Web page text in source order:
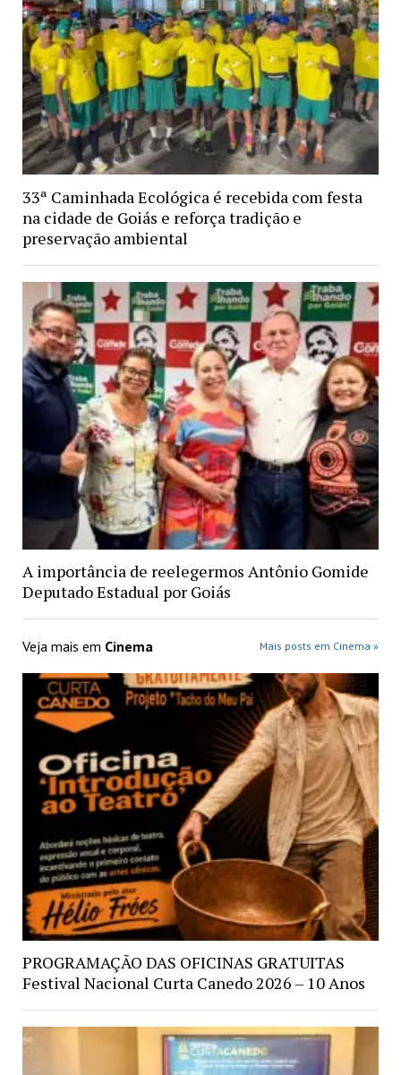
33ª Caminhada Ecológica é recebida com festa
na cidade de Goiás e reforça tradição e
preservação ambiental
A importância de reelegermos Antônio Gomide
Deputado Estadual por Goiás
Veja mais em Cinema Mais posts em Cinema »
PROGRAMAÇÃO DAS OFICINAS GRATUITAS
Festival Nacional Curta Canedo 2026 – 10 Anos